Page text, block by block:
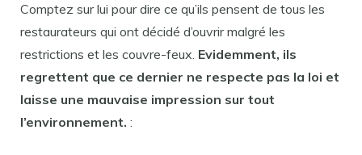
Comptez sur lui pour dire ce qu’ils pensent de tous les
restaurateurs qui ont décidé d’ouvrir malgré les
restrictions et les couvre-feux. Evidemment, ils
regrettent que ce dernier ne respecte pas la loi et
laisse une mauvaise impression sur tout
l’environnement. :